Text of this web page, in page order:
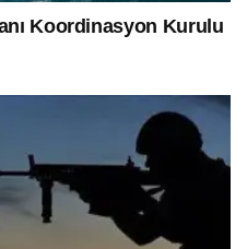
Koordinasyon Kurulu